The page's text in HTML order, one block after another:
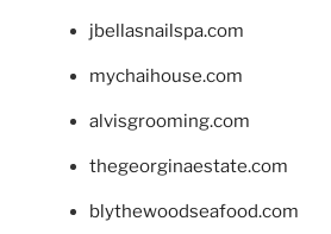
jbellasnailspa.com
mychaihouse.com
alvisgrooming.com
thegeorginaestate.com
blythewoodseafood.com